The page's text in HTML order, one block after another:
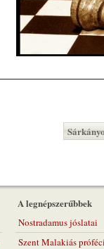
A legnépszerűbbek
Nostradamus jóslatai
Szent Malakiás